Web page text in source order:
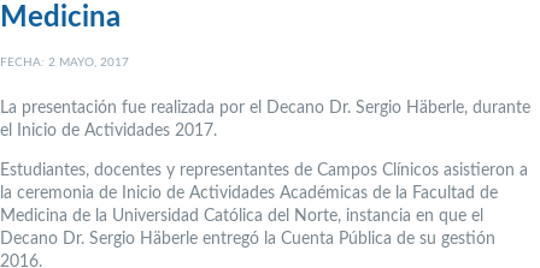
Medicina
FECHA: 2 MAYO, 2017
La presentación fue realizada por el Decano Dr. Sergio Häberle, durante
el Inicio de Actividades 2017.
Estudiantes, docentes y representantes de Campos Clínicos asistieron a
la ceremonia de Inicio de Actividades Académicas de la Facultad de
Medicina de la Universidad Católica del Norte, instancia en que el
Decano Dr. Sergio Häberle entregó la Cuenta Pública de su gestión
2016.